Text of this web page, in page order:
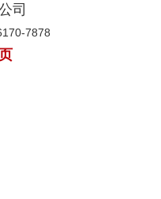
司
7878